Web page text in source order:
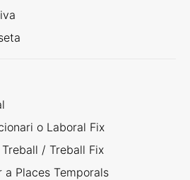
o Laboral Fix
/ Treball Fix
Places Temporals